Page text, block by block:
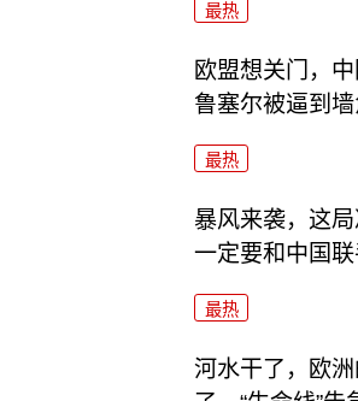
最热
欧盟想关门，
鲁塞尔被逼到墙
最热
暴风来袭，这
一定要和中国
最热
河水干了，欧